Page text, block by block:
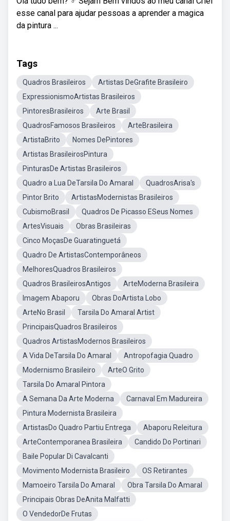
esse canal para ajudar pessoas a aprender a magica
da pintura ...
Tags
Quadros Brasileiros
Artistas DeGrafite Brasileiro
ExpressionismoArtistas Brasileiros
PintoresBrasileiros
Arte Brasil
QuadrosFamosos Brasileiros
ArteBrasileira
ArtistaBrito
Nomes DePintores
Artistas BrasileirosPintura
PinturasDe Artistas Brasileiros
Quadro a Lua DeTarsila Do Amaral
QuadrosArisa's
Pintor Brito
ArtistasModernistas Brasileiros
CubismoBrasil
Quadros De Picasso ESeus Nomes
ArtesVisuais
Obras Brasileiras
Cinco MoçasDe Guaratinguetá
Quadro De ArtistasContemporâneos
MelhoresQuadros Brasileiros
Quadros BrasileirosAntigos
ArteModerna Brasileira
Imagem Abaporu
Obras DoArtista Lobo
ArteNo Brasil
Tarsila Do Amaral Artist
PrincipaisQuadros Brasileiros
Quadros ArtistasModernos Brasileiros
A Vida DeTarsila Do Amaral
Antropofagia Quadro
Modernismo Brasileiro
ArteO Grito
Tarsila Do Amaral Pintora
A Semana Da Arte Moderna
Carnaval Em Madureira
Pintura Modernista Brasileira
ArtistasDo Quadro Partiu Entrega
Abaporu Releitura
ArteContemporanea Brasileira
Candido Do Portinari
Baile Popular Di Cavalcanti
Movimento Modernista Brasileiro
OS Retirantes
Mamoeiro Tarsila Do Amaral
Obra Tarsila Do Amaral
Principais Obras DeAnita Malfatti
O VendedorDe Frutas